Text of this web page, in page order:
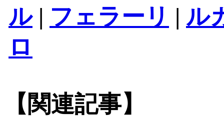
ル| フェラーリ | ル
ロ
【関連記事】